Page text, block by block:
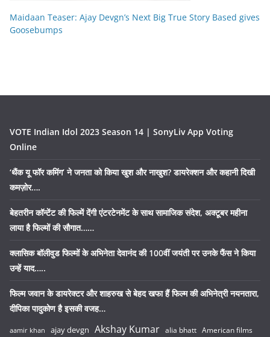
Maidaan Teaser: Ajay Devgn’s Next Big True Story Based gives
Goosebumps
VOTE Indian Idol 2023 Season 14 | SonyLiv App Voting
Online
‘थैंक यू फॉर कमिंग’ ने जनता को किया खुश और नाखुश? डायरेक्शन और कहानी दिखी
कमज़ोर….
बेहतरीन कॉन्टेंट की फिल्में देंगी एंटरटेनमेंट के साथ सामाजिक संदेश, अक्टूबर महीना
लाया है फिल्मों की सौगात……
क्लासिक बॉलीवुड फिल्मों के अभिनेता देवानंद की 100वीं जयंती पर उनके फैंस ने किया
उन्हें याद…..
फिल्म जवान के डायरेक्टर और शाहरुख से बेहद खफा हैं फिल्म की अभिनेत्री नयनतारा,
दीपिका पादुकोण है इसकी वजह…
aamir khan ajay devgn Akshay Kumar alia bhatt American films